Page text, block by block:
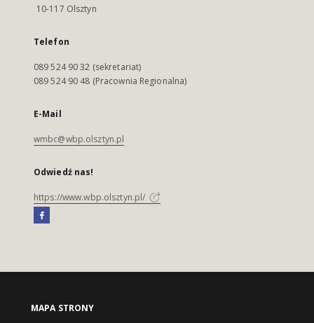
10-117 Olsztyn
Telefon
089 524 90 32 (sekretariat)
089 524 90 48 (Pracownia Regionalna)
E-Mail
wmbc@wbp.olsztyn.pl
Odwiedź nas!
https://www.wbp.olsztyn.pl/
MAPA STRONY